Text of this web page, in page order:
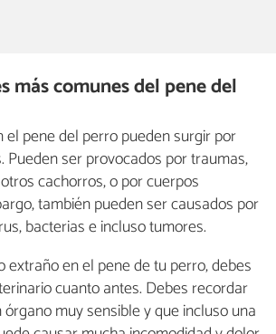
más comunes del pene del
el pene del perro pueden surgir por
Pueden ser provocados ​​por traumas,
cachorros, o por cuerpos
también pueden ser causados ​​por
bacterias e incluso tumores.
extraño en el pene de tu perro, debes
cuanto antes. Debes recordar
muy sensible y que incluso una